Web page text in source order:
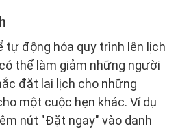
tự động hóa quy trình lên lịch
thể làm giảm những người
đặt lại lịch cho những
một cuộc hẹn khác. Ví dụ
nút "Đặt ngay" vào danh